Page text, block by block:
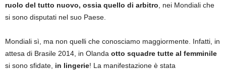
ruolo del tutto nuovo, ossia quello di arbitro , nei Mondiali che
si sono disputati nel suo Paese.
Mondiali sì, ma non quelli che conosciamo maggiormente. Infatti, in
attesa di Brasile 2014, in Olanda otto squadre tutte al femminile
si sono sfidate, in lingerie! La manifestazione è stata